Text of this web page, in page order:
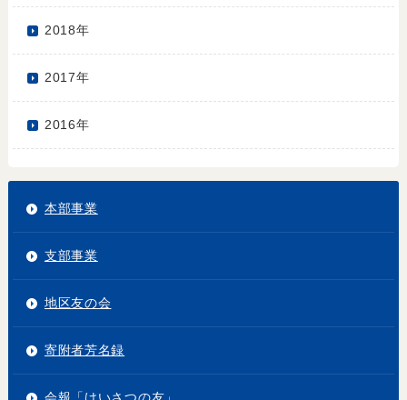
2018年
2017年
2016年
本部事業
支部事業
地区友の会
寄附者芳名録